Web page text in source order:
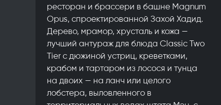
ресторан и брассери в башне Magnum
Opus, спроектированной Захой Хадид.
Дерево, мрамор, хрусталь и кожа —
лучший антураж для блюда Classic Two
Tier с дюжиной устриц, креветками,
крабом и тартаром из лосося и тунца
на двоих — на ланч или целого
лобстера, выловленного в